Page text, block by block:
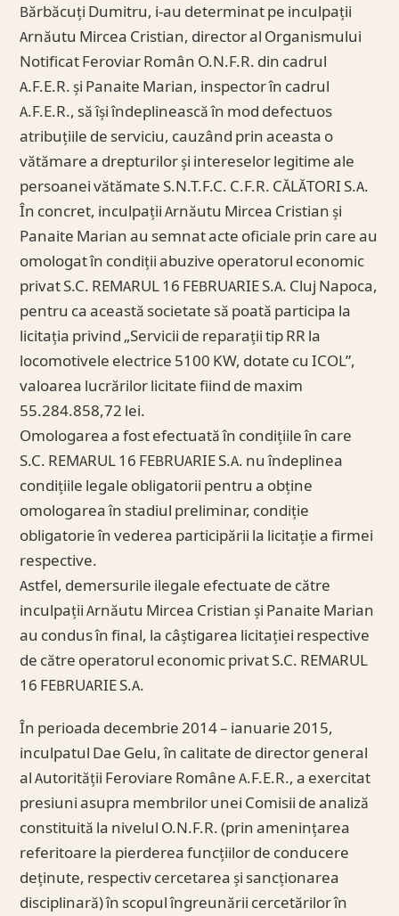
Bărbăcuți Dumitru, i-au determinat pe inculpații
Arnăutu Mircea Cristian, director al Organismului
Notificat Feroviar Român O.N.F.R. din cadrul
A.F.E.R. și Panaite Marian, inspector în cadrul
A.F.E.R., să își îndeplinească în mod defectuos
atribuțiile de serviciu, cauzând prin aceasta o
vătămare a drepturilor și intereselor legitime ale
persoanei vătămate S.N.T.F.C. C.F.R. CĂLĂTORI S.A.
În concret, inculpații Arnăutu Mircea Cristian și
Panaite Marian au semnat acte oficiale prin care au
omologat în condiții abuzive operatorul economic
privat S.C. REMARUL 16 FEBRUARIE S.A. Cluj Napoca,
pentru ca această societate să poată participa la
licitația privind „Servicii de reparații tip RR la
locomotivele electrice 5100 KW, dotate cu ICOL”,
valoarea lucrărilor licitate fiind de maxim
55.284.858,72 lei.
Omologarea a fost efectuată în condițiile în care
S.C. REMARUL 16 FEBRUARIE S.A. nu îndeplinea
condițiile legale obligatorii pentru a obține
omologarea în stadiul preliminar, condiție
obligatorie în vederea participării la licitație a firmei
respective.
Astfel, demersurile ilegale efectuate de către
inculpații Arnăutu Mircea Cristian și Panaite Marian
au condus în final, la câștigarea licitației respective
de către operatorul economic privat S.C. REMARUL
16 FEBRUARIE S.A.
În perioada decembrie 2014 – ianuarie 2015,
inculpatul Dae Gelu, în calitate de director general
al Autorității Feroviare Române A.F.E.R., a exercitat
presiuni asupra membrilor unei Comisii de analiză
constituită la nivelul O.N.F.R. (prin amenințarea
referitoare la pierderea funcțiilor de conducere
deținute, respectiv cercetarea și sancționarea
disciplinară) în scopul îngreunării cercetărilor în